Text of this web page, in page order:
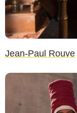
Jean-Paul Rouve